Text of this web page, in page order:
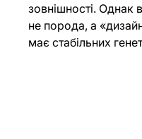
зовнішності. Однак
не порода, а
має стабільних